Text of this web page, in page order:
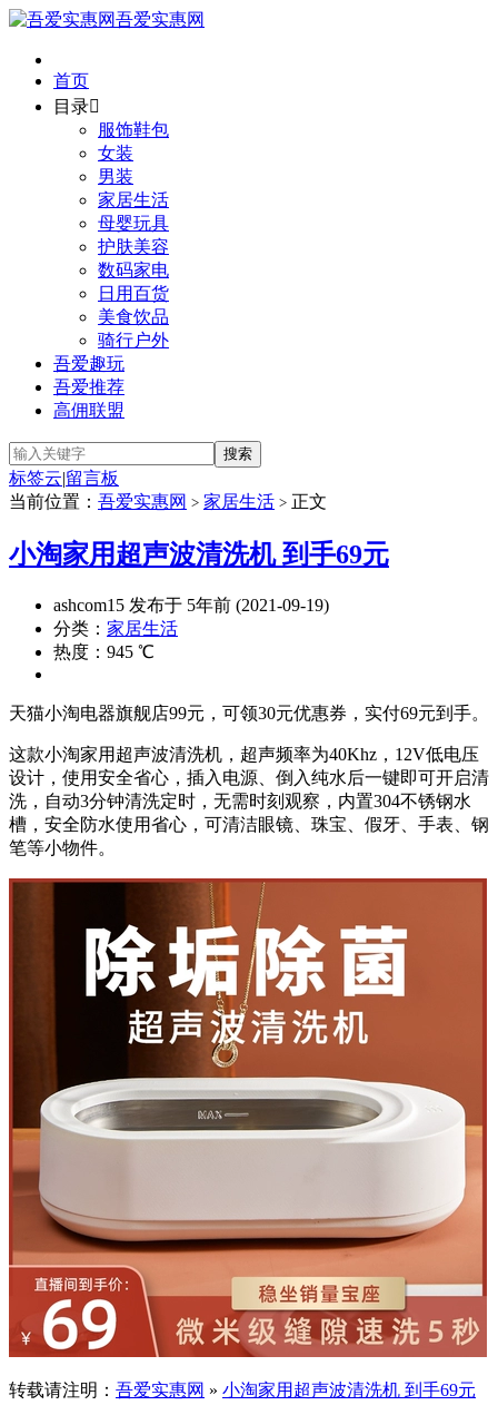
吾爱实惠网
首页
目录
服饰鞋包
女装
男装
家居生活
母婴玩具
护肤美容
数码家电
日用百货
美食饮品
骑行户外
吾爱趣玩
吾爱推荐
高佣联盟
标签云|留言板
当前位置： 吾爱实惠网 > 家居生活 > 正文
小淘家用超声波清洗机 到手69元
ashcom15 发布于 5年前 (2021-09-19)
分类： 家居生活
热度：945 ℃
天猫小淘电器旗舰店99元，可领30元优惠券，实付69元到手。
这款小淘家用超声波清洗机，超声频率为40Khz，12V低电压
设计，使用安全省心，插入电源、倒入纯水后一键即可开启清
洗，自动3分钟清洗定时，无需时刻观察，内置304不锈钢水
槽，安全防水使用省心，可清洁眼镜、珠宝、假牙、手表、钢
笔等小物件。
转载请注明： 吾爱实惠网 » 小淘家用超声波清洗机 到手69元